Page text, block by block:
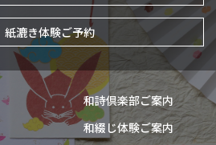
紙漉き体験ご予約
和詩倶楽部ご案内
和綴じ体験ご案内